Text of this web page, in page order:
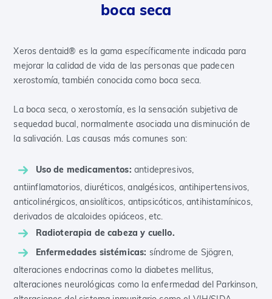
boca seca
Xeros dentaid® es la gama específicamente indicada para
mejorar la calidad de vida de las personas que padecen
xerostomía, también conocida como boca seca.
La boca seca, o xerostomía, es la sensación subjetiva de
sequedad bucal, normalmente asociada una disminución de
la salivación. Las causas más comunes son:
Uso de medicamentos: antidepresivos,
antiinflamatorios, diuréticos, analgésicos, antihipertensivos,
anticolinérgicos, ansiolíticos, antipsicóticos, antihistamínicos,
derivados de alcaloides opiáceos, etc.
Radioterapia de cabeza y cuello.
Enfermedades sistémicas: síndrome de Sjögren,
alteraciones endocrinas como la diabetes mellitus,
alteraciones neurológicas como la enfermedad del Parkinson,